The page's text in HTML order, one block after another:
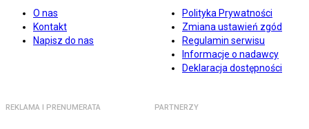
O nas
Kontakt
Napisz do nas
Polityka Prywatności
Zmiana ustawień zgód
Regulamin serwisu
Informacje o nadawcy
Deklaracja dostępności
REKLAMA I PRENUMERATA PARTNERZY